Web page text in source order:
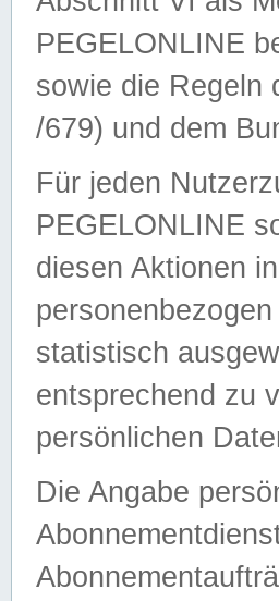
PEGELONLINE
sowie die Regeln
/679) und dem
Für jeden
PEGELONLINE
diesen Aktionen
statistisch
entsprechend zu
persönlichen
Die Angabe